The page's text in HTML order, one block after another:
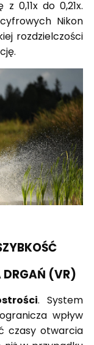
0,11x do 0,21x.
Nikon
rozdzielczości
DRGAŃ (VR)
. System
wpływ
czasy otwarcia